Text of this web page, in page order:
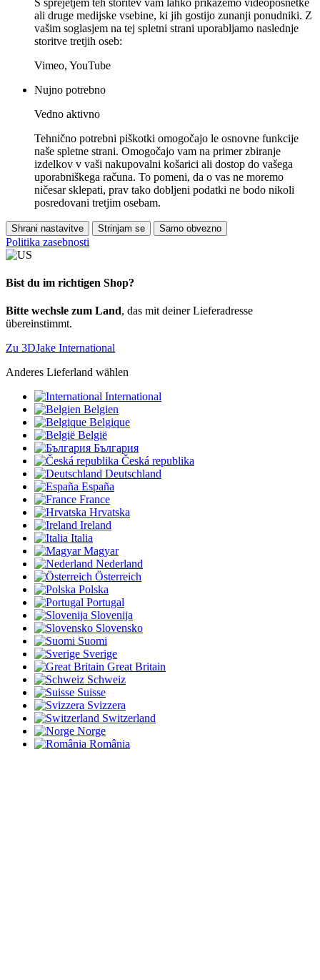
ali druge medijske vsebine, ki jih gostijo zunanji ponudniki. Z
vašim soglasjem na tej spletni strani uporabljamo naslednje
storitve tretjih oseb:
Vimeo, YouTube
Nujno potrebno
Vedno aktivno
Tehnično potrebni piškotki omogočajo le osnovne funkcije
naše spletne strani. Omogočajo vam na primer zbiranje
izdelkov v vaši nakupovalni košarici ali dostop do vašega
uporabniškega računa. To pomeni, da o vas ne moremo
ničesar sklepati, prav tako dobljeni podatki ne bodo nikoli
posredovani tretjim osebam.
Shrani nastavitve Strinjam se Samo obvezno
Politika zasebnosti
Bist du im richtigen Shop?
Bitte wechsle zum Land, das mit deiner Lieferadresse
übereinstimmt.
Zu 3DJake International
Anderes Lieferland wählen
International
Belgien
Belgique
België
България
Česká republika
Deutschland
España
France
Hrvatska
Ireland
Italia
Magyar
Nederland
Österreich
Polska
Portugal
Slovenija
Slovensko
Suomi
Sverige
Great Britain
Schweiz
Suisse
Svizzera
Switzerland
Norge
România